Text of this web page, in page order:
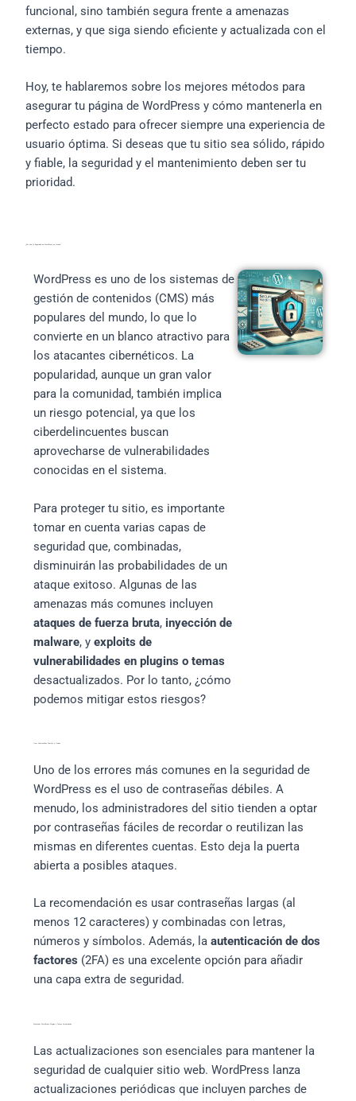
funcional, sino también segura frente a amenazas
externas, y que siga siendo eficiente y actualizada con el
tiempo.
Hoy, te hablaremos sobre los mejores métodos para
asegurar tu página de WordPress y cómo mantenerla en
perfecto estado para ofrecer siempre una experiencia de
usuario óptima. Si deseas que tu sitio sea sólido, rápido
y fiable, la seguridad y el mantenimiento deben ser tu
prioridad.
¿Por qué la Seguridad en WordPress es Crucial?
WordPress es uno de los sistemas de
gestión de contenidos (CMS) más
populares del mundo, lo que lo
convierte en un blanco atractivo para
los atacantes cibernéticos. La
popularidad, aunque un gran valor
para la comunidad, también implica
un riesgo potencial, ya que los
ciberdelincuentes buscan
aprovecharse de vulnerabilidades
conocidas en el sistema.
Para proteger tu sitio, es importante
tomar en cuenta varias capas de
seguridad que, combinadas,
disminuirán las probabilidades de un
ataque exitoso. Algunas de las
amenazas más comunes incluyen
ataques de fuerza bruta, inyección de
malware, yexploits de
vulnerabilidades en plugins o temas
desactualizados. Por lo tanto, ¿cómo
podemos mitigar estos riesgos?
Uno de los errores más comunes en la seguridad de
WordPress es el uso de contraseñas débiles. A
menudo, los administradores del sitio tienden a optar
por contraseñas fáciles de recordar o reutilizan las
mismas en diferentes cuentas. Esto deja la puerta
abierta a posibles ataques.
La recomendación es usar contraseñas largas (al
menos 12 caracteres) y combinadas con letras,
números y símbolos. Además, laautenticación de dos
factores (2FA) es una excelente opción para añadir
una capa extra de seguridad.
Las actualizaciones son esenciales para mantener la
seguridad de cualquier sitio web. WordPress lanza
actualizaciones periódicas que incluyen parches de